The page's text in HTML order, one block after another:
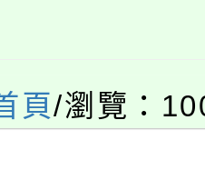
新住民語歌
學年度第
師甄選結果(
學年度第
頁/瀏覽：